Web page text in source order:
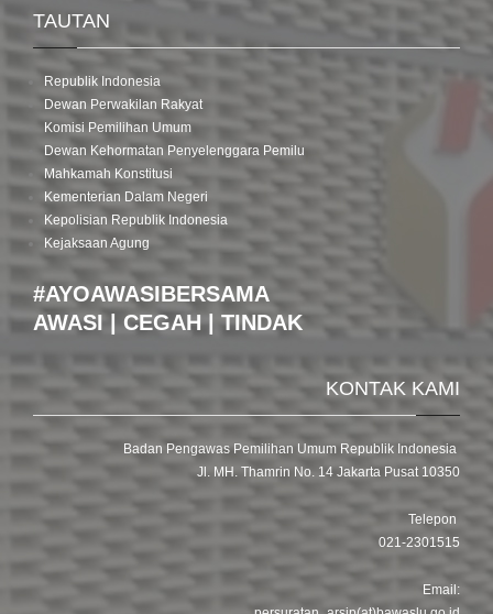
TAUTAN
Republik Indonesia
Dewan Perwakilan Rakyat
Komisi Pemilihan Umum
Dewan Kehormatan Penyelenggara Pemilu
Mahkamah Konstitusi
Kementerian Dalam Negeri
Kepolisian Republik Indonesia
Kejaksaan Agung
#AYOAWASIBERSAMA
AWASI | CEGAH | TINDAK
KONTAK KAMI
Badan Pengawas Pemilihan Umum Republik Indonesia
Jl. MH. Thamrin No. 14 Jakarta Pusat 10350
Telepon
021-2301515
Email: